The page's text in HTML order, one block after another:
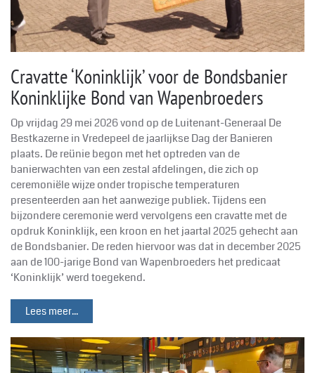
Cravatte ‘Koninklijk’ voor de Bondsbanier
Koninklijke Bond van Wapenbroeders
Op vrijdag 29 mei 2026 vond op de Luitenant-Generaal De
Bestkazerne in Vredepeel de jaarlijkse Dag der Banieren
plaats. De reünie begon met het optreden van de
banierwachten van een zestal afdelingen, die zich op
ceremoniële wijze onder tropische temperaturen
presenteerden aan het aanwezige publiek. Tijdens een
bijzondere ceremonie werd vervolgens een cravatte met de
opdruk Koninklijk, een kroon en het jaartal 2025 gehecht aan
de Bondsbanier. De reden hiervoor was dat in december 2025
aan de 100-jarige Bond van Wapenbroeders het predicaat
‘Koninklijk’ werd toegekend.
Lees meer...